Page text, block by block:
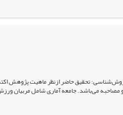
تحقیق حاضر ازنظر ماهیت پژوهش
مصاحبه می‌باشد. جامعه آماری شامل مربیان